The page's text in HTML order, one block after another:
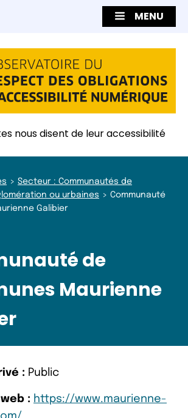
MENU
nous disent de leur accessibilité
Secteur : Communautés de
ou urbaines
Communauté
Galibier
de
Maurienne
: Public
: https://www.maurienne-